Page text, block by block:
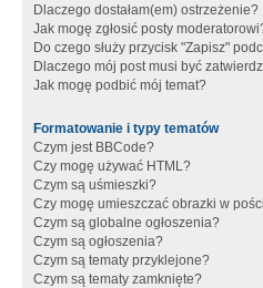
Dlaczego dostałam(em) ostrzeżenie?
Jak mogę zgłosić posty
Do czego służy przycisk "Zapisz"
Dlaczego mój post musi być
Jak mogę podbić mój temat?
Formatowanie i typy tematów
Czym jest BBCode?
Czy mogę używać HTML?
Czym są uśmieszki?
Czy mogę umieszczać obrazki w
Czym są globalne ogłoszenia?
Czym są ogłoszenia?
Czym są tematy przyklejone?
Czym są tematy zamknięte?